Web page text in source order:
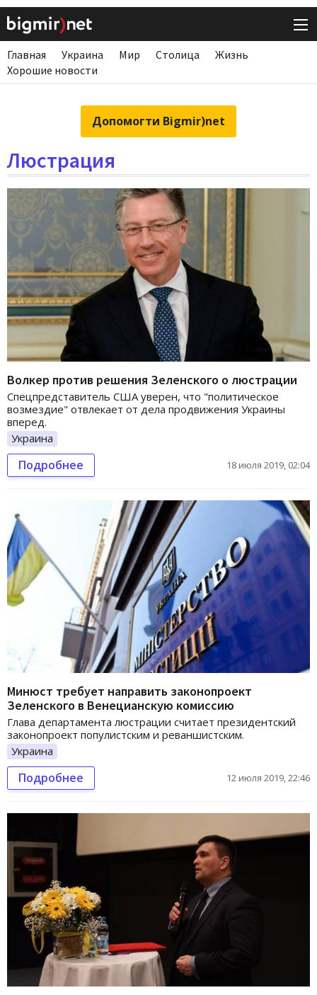
Главная Украина Мир Столица
Жизнь
Хорошие новости
Допомогти Bigmir)net
Люстрация
Волкер против решения Зеленского о люстрации
Спецпредставитель США уверен, что "политическое
возмездие" отвлекает от дела продвижения Украины
вперед.
Украина
Подробнее 18 июля 2019, 02:04
Минюст требует направить законопроект
Зеленского в Венецианскую комиссию
Глава департамента люстрации считает президентский
законопроект популистским и реваншистским.
Украина
Подробнее 12 июля 2019, 22:46